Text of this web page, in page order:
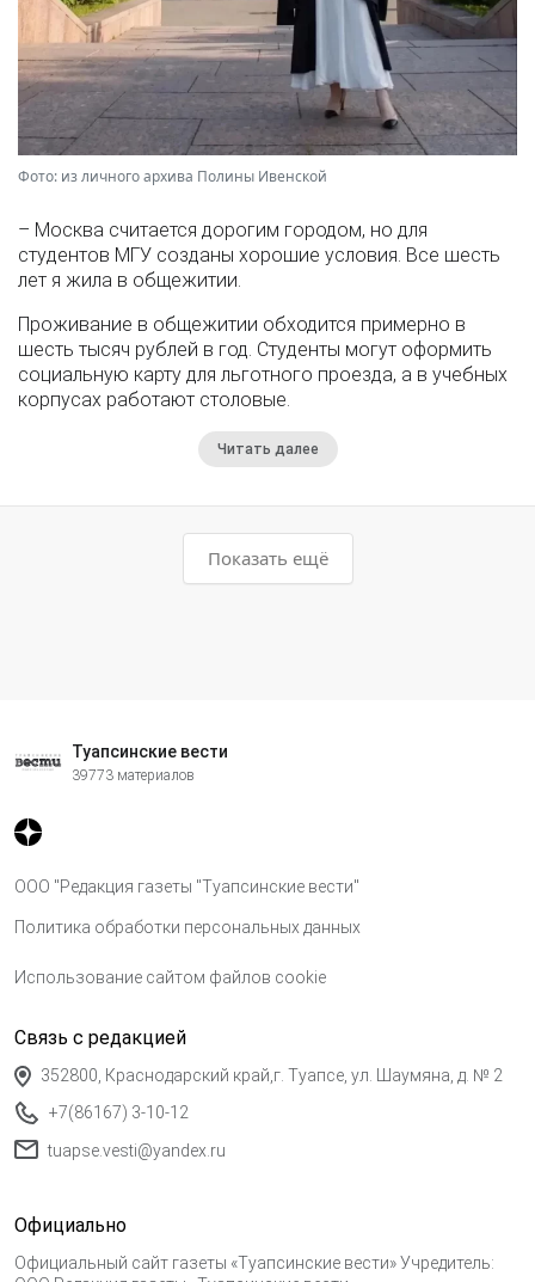
Фото: из личного архива Полины Ивенской
– Москва считается дорогим городом, но для
студентов МГУ созданы хорошие условия. Все шесть
лет я жила в общежитии.
Проживание в общежитии обходится примерно в
шесть тысяч рублей в год. Студенты могут оформить
социальную карту для льготного проезда, а в учебных
корпусах работают столовые.
Читать далее
Показать ещё
Туапсинские вести
39773 материалов
ООО "Редакция газеты "Туапсинские вести"
Политика обработки персональных данных
Использование сайтом файлов cookie
Связь с редакцией
352800, Краснодарский край,г. Туапсе, ул. Шаумяна, д. № 2
+7(86167) 3-10-12
tuapse.vesti@yandex.ru
Официально
Официальный сайт газеты «Туапсинские вести» Учредитель: